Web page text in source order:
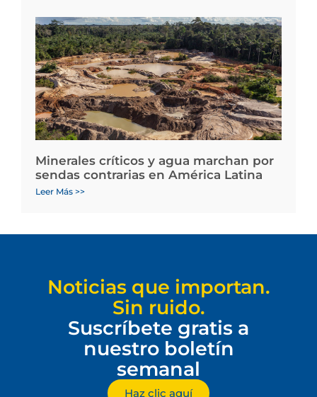
Minerales críticos y agua marchan por
sendas contrarias en América Latina
Leer Más >>
Noticias que importan.
Sin ruido.
Suscríbete gratis a
nuestro boletín
semanal
Haz clic aquí